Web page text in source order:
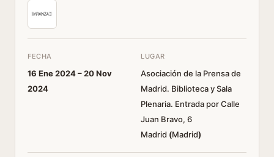
FECHA
16 Ene 2024 –20 Nov
2024
LUGAR
Asociación de la Prensa de
Madrid. Biblioteca y Sala
Plenaria. Entrada por Calle
Juan Bravo, 6
Madrid (Madrid)